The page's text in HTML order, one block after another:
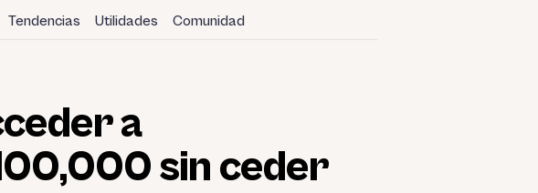
Tendencias Utilidades Comunidad
a
sin ceder